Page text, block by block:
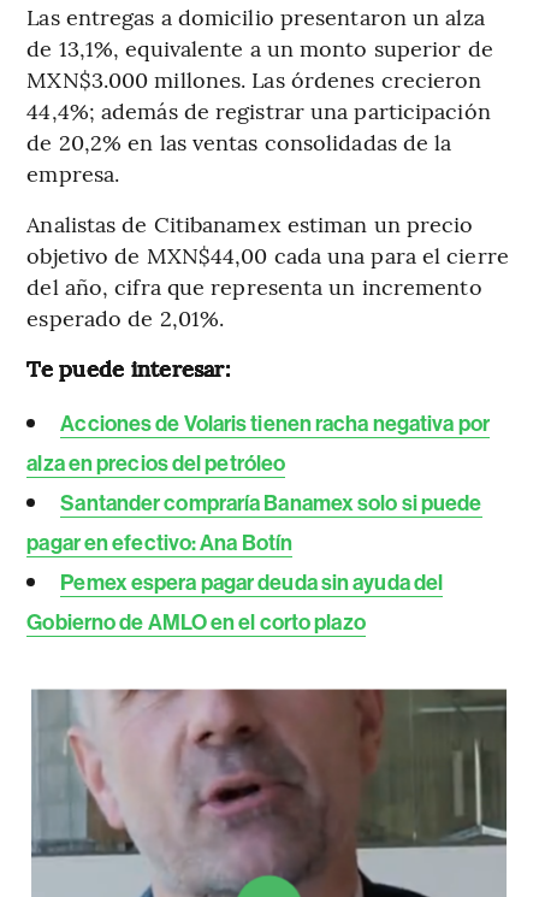
Las entregas a domicilio presentaron un alza
de 13,1%, equivalente a un monto superior de
MXN$3.000 millones. Las órdenes crecieron
44,4%; además de registrar una participación
de 20,2% en las ventas consolidadas de la
empresa.
Analistas de Citibanamex estiman un precio
objetivo de MXN$44,00 cada una para el cierre
del año, cifra que representa un incremento
esperado de 2,01%.
Te puede interesar:
Acciones de Volaris tienen racha negativa por
alza en precios del petróleo
Santander compraría Banamex solo si puede
pagar en efectivo: Ana Botín
Pemex espera pagar deuda sin ayuda del
Gobierno de AMLO en el corto plazo